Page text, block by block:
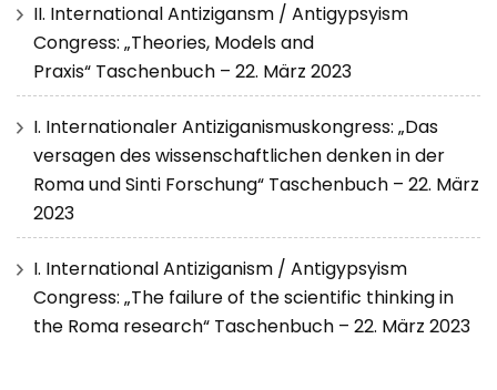
II. International Antizigansm / Antigypsyism
Congress: „Theories, Models and
Praxis“ Taschenbuch – 22. März 2023
I. Internationaler Antiziganismuskongress: „Das
versagen des wissenschaftlichen denken in der
Roma und Sinti Forschung“ Taschenbuch – 22. März
2023
I. International Antiziganism / Antigypsyism
Congress: „The failure of the scientific thinking in
the Roma research“ Taschenbuch – 22. März 2023